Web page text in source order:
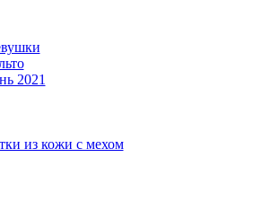
2021
из кожи с мехом